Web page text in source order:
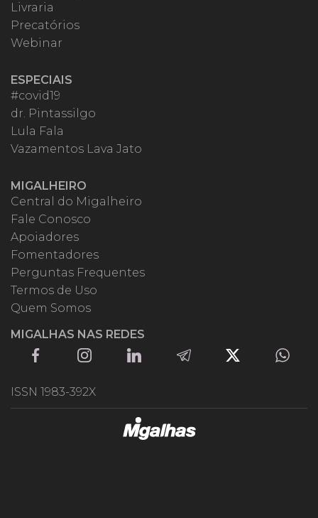
Livraria
Precatórios
Webinar
ESPECIAIS
#covid19
dr. Pintassilgo
Lula Fala
Vazamentos Lava Jato
MIGALHEIRO
Central do Migalheiro
Fale Conosco
Apoiadores
Fomentadores
Perguntas Frequentes
Termos de Uso
Quem Somos
MIGALHAS NAS REDES
ISSN 1983-392X